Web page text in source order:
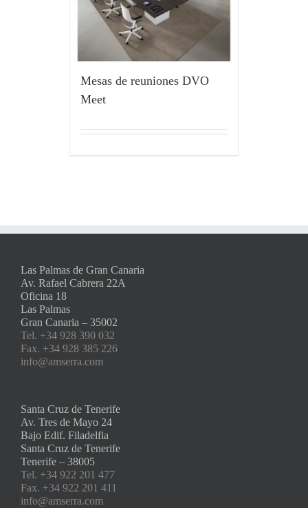
Mesas de reuniones DVO
Meet
Las Palmas de Gran Canaria
Av. Rafael Cabrera 22A
Oficina 18
Las Palmas
Gran Canaria – 35002
Tel. +34 928 390 032
Fax. +34 928 385 226
info@amserra.com
Santa Cruz de Tenerife
Av. Tres de Mayo 24
Bajo Edif. Filadelfia
Santa Cruz de Tenerife
Tenerife – 38005
Tel. +34 922 201 477
Fax. +34 922 201 411
info@amserra.com